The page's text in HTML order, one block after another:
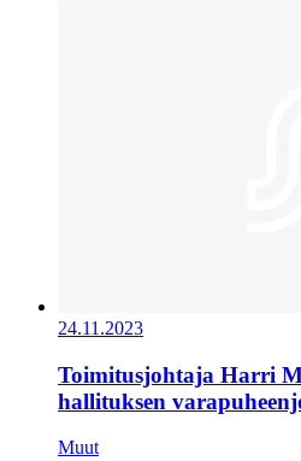
24.11.2023
Toimitusjohtaja Harri
hallituksen
Muut